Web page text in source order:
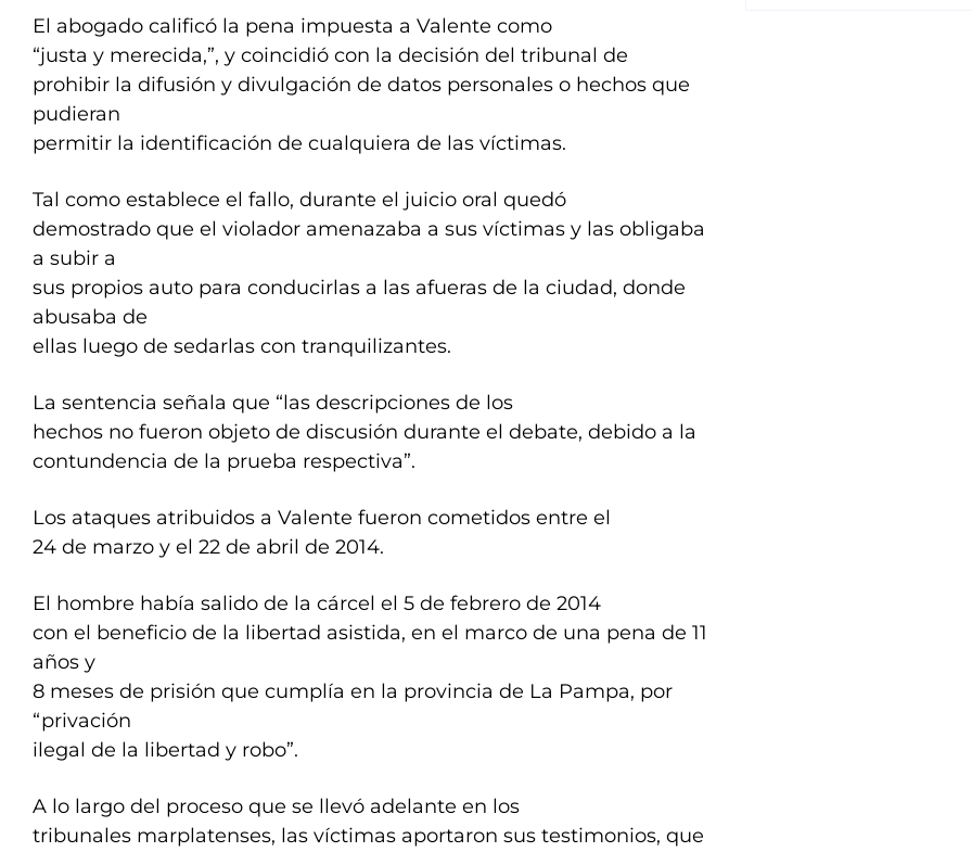
El abogado calificó la pena impuesta a Valente como
“justa y merecida,”, y coincidió con la decisión del tribunal de
prohibir la difusión y divulgación de datos personales o hechos que
pudieran
permitir la identificación de cualquiera de las víctimas.
Tal como establece el fallo, durante el juicio oral quedó
demostrado que el violador amenazaba a sus víctimas y las obligaba
a subir a
sus propios auto para conducirlas a las afueras de la ciudad, donde
abusaba de
ellas luego de sedarlas con tranquilizantes.
La sentencia señala que “las descripciones de los
hechos no fueron objeto de discusión durante el debate, debido a la
contundencia de la prueba respectiva”.
Los ataques atribuidos a Valente fueron cometidos entre el
24 de marzo y el 22 de abril de 2014.
El hombre había salido de la cárcel el 5 de febrero de 2014
con el beneficio de la libertad asistida, en el marco de una pena de 11
años y
8 meses de prisión que cumplía en la provincia de La Pampa, por
“privación
ilegal de la libertad y robo”.
A lo largo del proceso que se llevó adelante en los
tribunales marplatenses, las víctimas aportaron sus testimonios, que